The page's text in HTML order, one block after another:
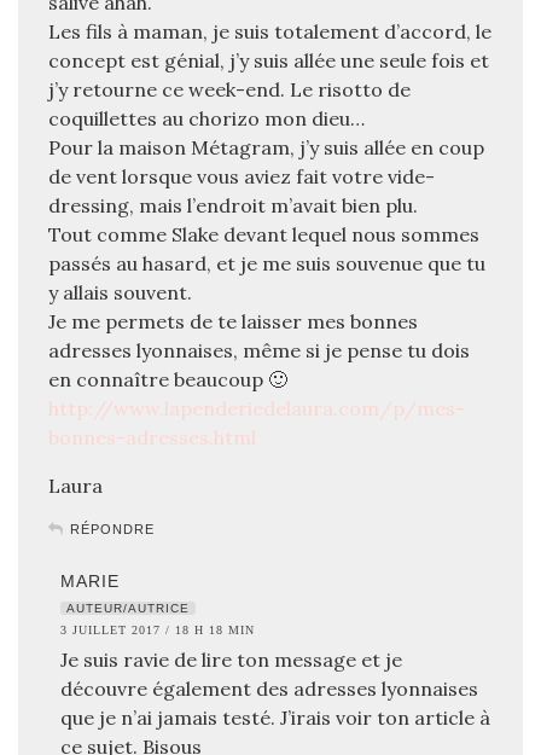
Les fils à maman, je suis totalement d’accord, le
concept est génial, j’y suis allée une seule fois et
j’y retourne ce week-end. Le risotto de
coquillettes au chorizo mon dieu…
Pour la maison Métagram, j’y suis allée en coup
de vent lorsque vous aviez fait votre vide-
dressing, mais l’endroit m’avait bien plu.
Tout comme Slake devant lequel nous sommes
passés au hasard, et je me suis souvenue que tu
y allais souvent.
Je me permets de te laisser mes bonnes
adresses lyonnaises, même si je pense tu dois
en connaître beaucoup 🙂
http://www.lapenderiedelaura.com/p/mes-
bonnes-adresses.html
Laura
RÉPONDRE
MARIE
AUTEUR/AUTRICE
3 JUILLET 2017 / 18 H 18 MIN
Je suis ravie de lire ton message et je
découvre également des adresses lyonnaises
que je n’ai jamais testé. J’irais voir ton article à
ce sujet. Bisous